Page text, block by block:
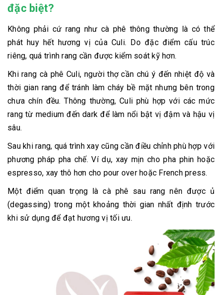
đặc biệt?
Không phải cứ rang như cà phê thông thường là có thể
phát huy hết hương vị của Culi. Do đặc điểm cấu trúc
riêng, quá trình rang cần được kiểm soát kỹ hơn.
Khi rang cà phê Culi, người thợ cần chú ý đến nhiệt độ và
thời gian rang để tránh làm cháy bề mặt nhưng bên trong
chưa chín đều. Thông thường, Culi phù hợp với các mức
rang từ medium đến dark để làm nổi bật vị đậm và hậu vị
sâu.
Sau khi rang, quá trình xay cũng cần điều chỉnh phù hợp với
phương pháp pha chế. Ví dụ, xay mịn cho pha phin hoặc
espresso, xay thô hơn cho pour over hoặc French press.
Một điểm quan trọng là cà phê sau rang nên được ủ
(degassing) trong một khoảng thời gian nhất định trước
khi sử dụng để đạt hương vị tối ưu.